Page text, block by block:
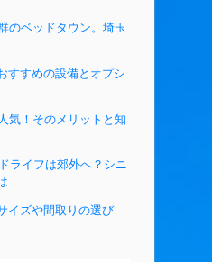
のベッドタウン。埼玉
すすめの設備とオプシ
気！そのメリットと知
ライフは郊外へ？シニ
イズや間取りの選び